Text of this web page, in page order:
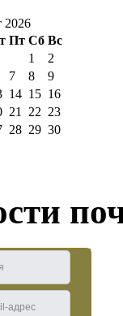
2026
Пт Сб Вс
1
2
7 8
9
14 15 16
21 22 23
28 29 30